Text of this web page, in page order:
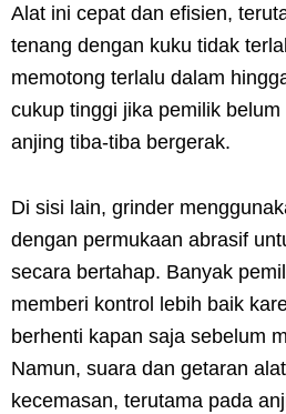
Alat ini cepat dan efisien,
tenang dengan kuku tidak
memotong terlalu dalam
cukup tinggi jika pemilik
anjing tiba-tiba bergerak.
Di sisi lain, grinder
dengan permukaan abrasif
secara bertahap. Banyak
memberi kontrol lebih baik
berhenti kapan saja sebelum
Namun, suara dan getaran
kecemasan, terutama pada